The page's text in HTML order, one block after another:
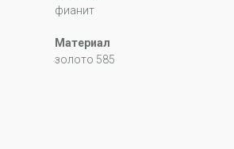
фианит
Материал
золото 585